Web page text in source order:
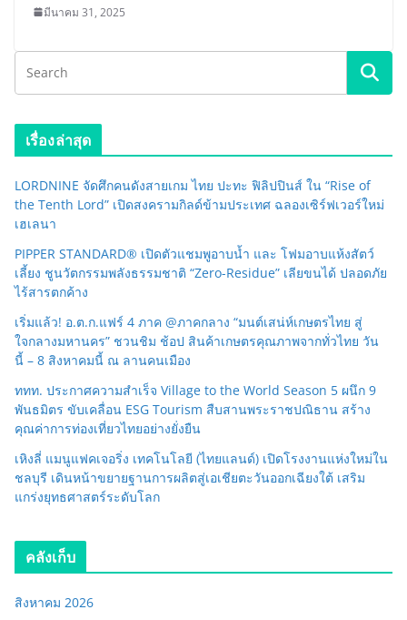
มีนาคม 31, 2025
เรื่องล่าสุด
LORDNINE จัดศึกคนดังสายเกม ไทย ปะทะ ฟิลิปปินส์ ใน “Rise of
the Tenth Lord” เปิดสงครามกิลด์ข้ามประเทศ ฉลองเซิร์ฟเวอร์ใหม่
เฮเลนา
PIPPER STANDARD® เปิดตัวแชมพูอาบน้ำ และ โฟมอาบแห้งสัตว์
เลี้ยง ชูนวัตกรรมพลังธรรมชาติ “Zero-Residue” เลียขนได้ ปลอดภัย
ไร้สารตกค้าง
เริ่มแล้ว! อ.ต.ก.แฟร์ 4 ภาค @ภาคกลาง “มนต์เสน่ห์เกษตรไทย สู่
ใจกลางมหานคร” ชวนชิม ช้อป สินค้าเกษตรคุณภาพจากทั่วไทย วัน
นี้ – 8 สิงหาคมนี้ ณ ลานคนเมือง
ททท. ประกาศความสำเร็จ Village to the World Season 5 ผนึก 9
พันธมิตร ขับเคลื่อน ESG Tourism สืบสานพระราชปณิธาน สร้าง
คุณค่าการท่องเที่ยวไทยอย่างยั่งยืน
เหิงลี่ แมนูแฟคเจอริ่ง เทคโนโลยี (ไทยแลนด์) เปิดโรงงานแห่งใหม่ใน
ชลบุรี เดินหน้าขยายฐานการผลิตสู่เอเชียตะวันออกเฉียงใต้ เสริม
แกร่งยุทธศาสตร์ระดับโลก
คลังเก็บ
สิงหาคม 2026